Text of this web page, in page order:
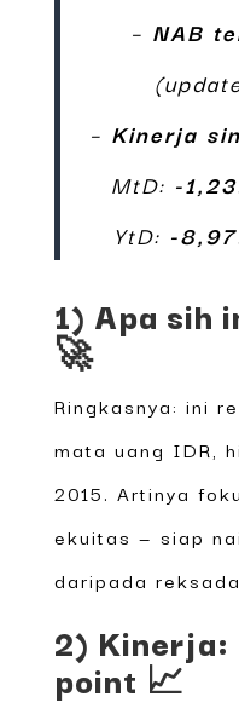
– NAB
– Kinerja
MtD: -
YtD: -
1) Apa sih
🚀
Ringkasnya: ini
mata uang IDR,
2015. Artinya
ekuitas — siap
daripada
2)
point 📈